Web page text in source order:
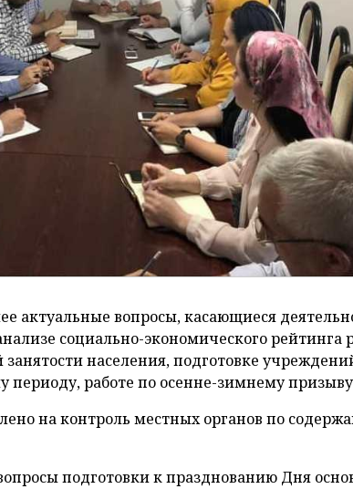
актуальные вопросы, касающиеся
социально-экономического рейтинга
населения, подготовке
периоду, работе по осенне-зимнему
на контроль местных органов по
подготовки к празднованию Дня